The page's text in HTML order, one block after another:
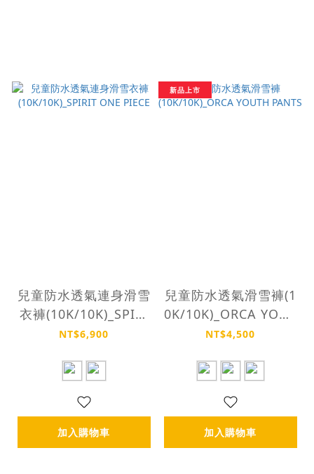
兒童防水透氣連身滑雪
衣褲(10K/10K)_SPIRI
T ONE PIECE
NT$6,900
加入購物車
新品上市
兒童防水透氣滑雪褲(1
0K/10K)_ORCA YOUT
H PANTS
NT$4,500
加入購物車